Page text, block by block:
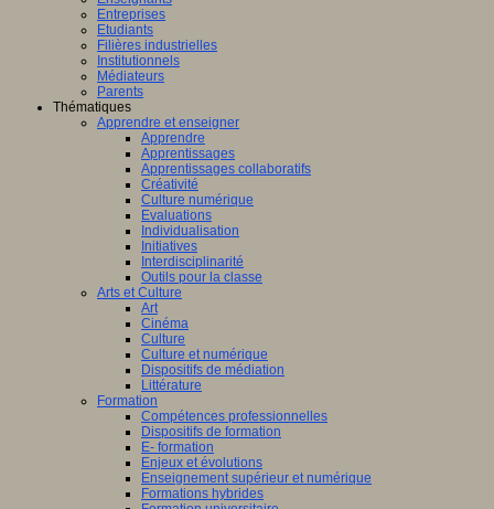
Entreprises
Etudiants
Filières industrielles
Institutionnels
Médiateurs
Parents
Thématiques
Apprendre et enseigner
Apprendre
Apprentissages
Apprentissages collaboratifs
Créativité
Culture numérique
Evaluations
Individualisation
Initiatives
Interdisciplinarité
Outils pour la classe
Arts et Culture
Art
Cinéma
Culture
Culture et numérique
Dispositifs de médiation
Littérature
Formation
Compétences professionnelles
Dispositifs de formation
E- formation
Enjeux et évolutions
Enseignement supérieur et numérique
Formations hybrides